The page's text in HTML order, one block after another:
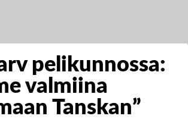
pelikunnossa:
valmiina
Tanskan”